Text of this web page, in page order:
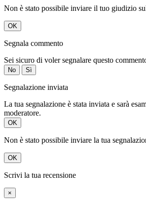
Non è stato possibile inviare il tuo giudizio
OK
Segnala commento
Sei sicuro di voler segnalare questo
No Sì
Segnalazione inviata
La tua segnalazione è stata inviata e sarà
moderatore.
OK
Non è stato possibile inviare la tua
OK
Scrivi la tua recensione
×